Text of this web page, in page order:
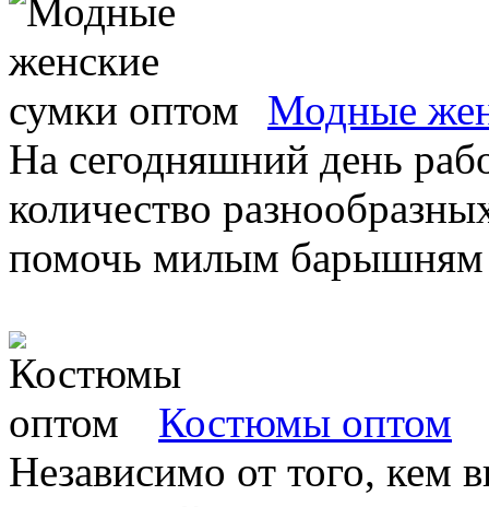
Модные
На сегодняшний день
количество
помочь милым барышням
Костюмы оптом
Независимо от того, кем